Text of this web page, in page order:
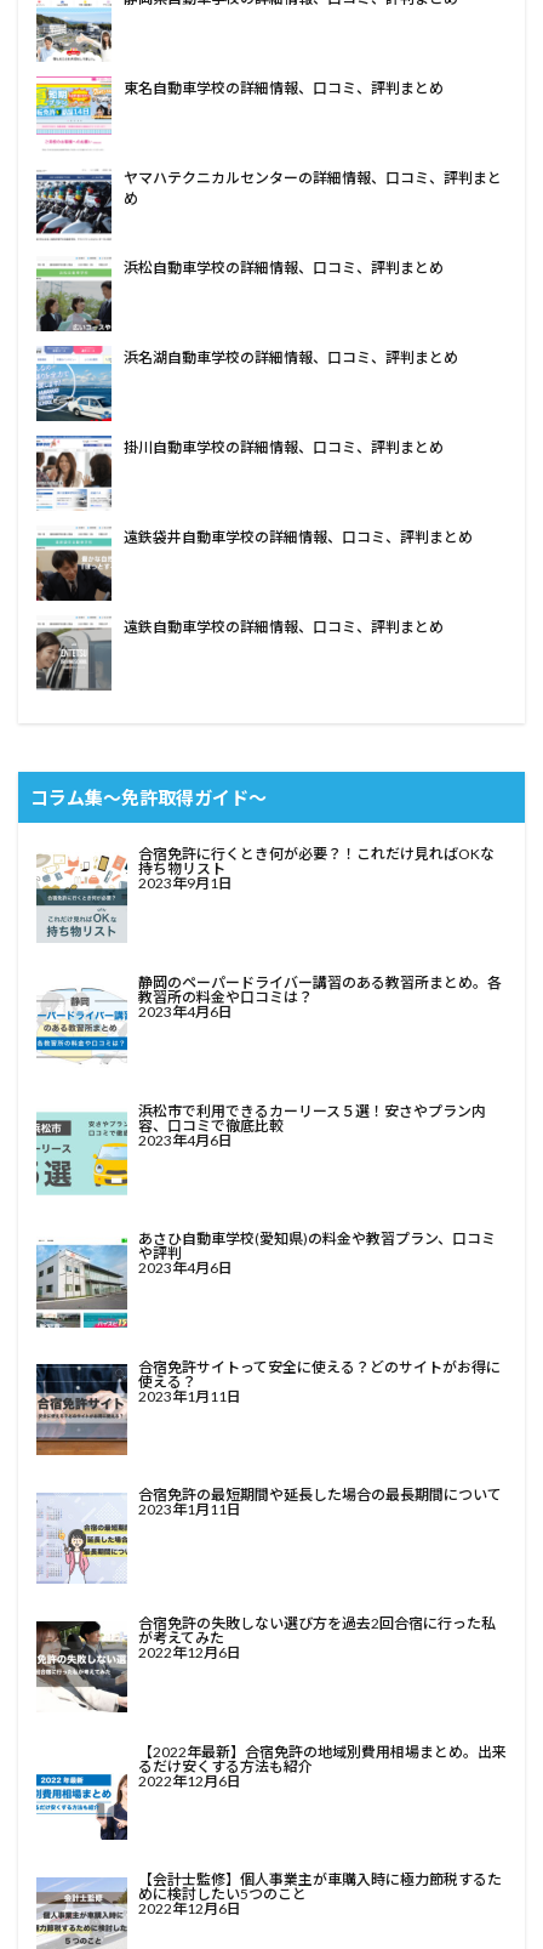
東名自動車学校の詳細情報、口コミ、評判まとめ
ヤマハテクニカルセンターの詳細情報、口コミ、評判まと
め
浜松自動車学校の詳細情報、口コミ、評判まとめ
浜名湖自動車学校の詳細情報、口コミ、評判まとめ
掛川自動車学校の詳細情報、口コミ、評判まとめ
遠鉄袋井自動車学校の詳細情報、口コミ、評判まとめ
遠鉄自動車学校の詳細情報、口コミ、評判まとめ
コラム集〜免許取得ガイド〜
合宿免許に行くとき何が必要？！これだけ見ればOKな
持ち物リスト
2023年9月1日
静岡のペーパードライバー講習のある教習所まとめ。各
教習所の料金や口コミは？
2023年4月6日
浜松市で利用できるカーリース５選！安さやプラン内
容、口コミで徹底比較
2023年4月6日
あさひ自動車学校(愛知県)の料金や教習プラン、口コミ
や評判
2023年4月6日
合宿免許サイトって安全に使える？どのサイトがお得に
使える？
2023年1月11日
合宿免許の最短期間や延長した場合の最長期間について
2023年1月11日
合宿免許の失敗しない選び方を過去2回合宿に行った私
が考えてみた
2022年12月6日
【2022年最新】合宿免許の地域別費用相場まとめ。出来
るだけ安くする方法も紹介
2022年12月6日
【会計士監修】個人事業主が車購入時に極力節税するた
めに検討したい5つのこと
2022年12月6日